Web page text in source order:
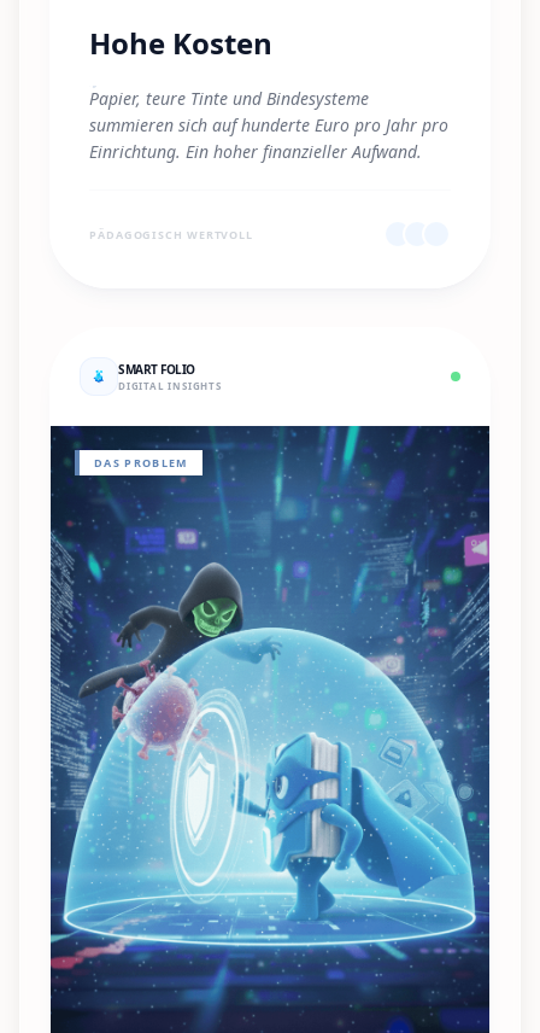
Hohe Kosten
"
Papier, teure Tinte und Bindesysteme
summieren sich auf hunderte Euro pro Jahr pro
Einrichtung. Ein hoher finanzieller Aufwand.
PÄDAGOGISCH WERTVOLL
SMART FOLIO
DIGITAL INSIGHTS
DAS PROBLEM